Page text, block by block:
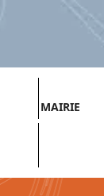
MAIRIE